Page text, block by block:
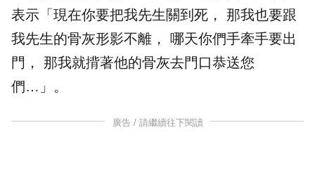
表示「現在你要把我先生關到死， 那我也要跟
我先生的骨灰形影不離， 哪天你們手牽手要出
門， 那我就揹著他的骨灰去門口恭送您
們…」。
廣告 / 請繼續往下閱讀